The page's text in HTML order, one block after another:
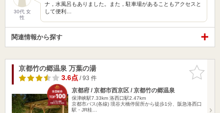
30代 女
性
ナ，水風呂もありました。また，駐車場があることもアクセスと
して便利…
関連情報から探す
お気に入
りに追加
京都竹の郷温泉 万葉の湯
3.6点/ 93 件
京都府 / 京都市西京区 / 京都竹の郷温泉
保津峡駅7.33km 洛西口駅2.47km
京都市バス(各線) 境谷大橋停留所から徒歩1分、阪急洛西口
駅・JR桂…